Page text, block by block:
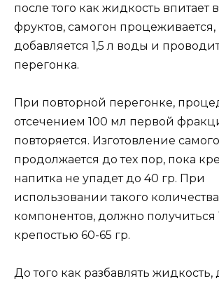
после того как жидкость впитает
фруктов, самогон процеживается,
добавляется 1,5 л воды и
перегонка.
При повторной перегонке,
отсечением 100 мл первой
повторяется. Изготовление
продолжается до тех пор, пока
напитка не упадет до 40 гр. При
использовании такого количества
компонентов, должно получиться
крепостью 60-65 гр.
До того как разбавлять жидкость,